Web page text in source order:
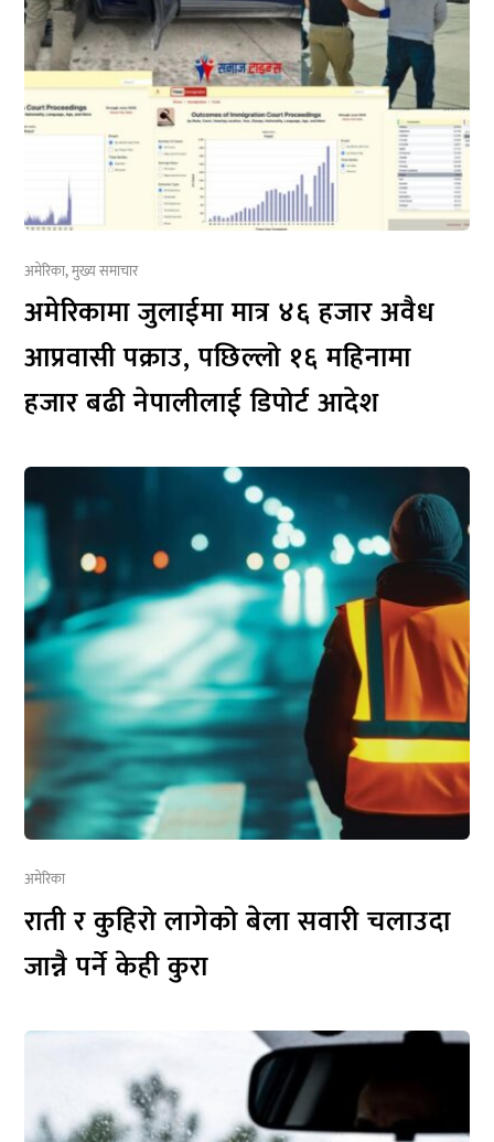
अमेरिका,मुख्य समाचार
अमेरिकामा जुलाईमा मात्र ४६ हजार अवैध
आप्रवासी पक्राउ, पछिल्लो १६ महिनामा
हजार बढी नेपालीलाई डिपोर्ट आदेश
अमेरिका
राती र कुहिरो लागेको बेला सवारी चलाउदा
जान्नै पर्ने केही कुरा